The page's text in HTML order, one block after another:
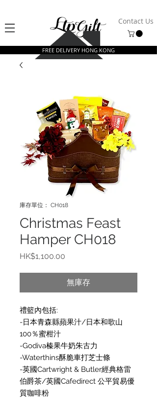
Contact Us
FREE DELIVERY HONG KONG
庫存單位： CH018
Christmas Feast
Hamper CH018
HK$1,100.00
無庫存
禮籃內包括:
-日本青森縣蘋果汁/日本和歌山
100％蜜柑汁
-Godiva榛果牛奶朱古力
-Waterthins酥脆車打芝士條
-英國Cartwright & Butler經典格雷
伯爵茶/英國Cafedirect 公平貿易優
質咖啡粉